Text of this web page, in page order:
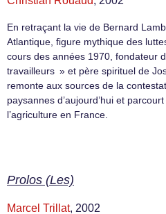
En retraçant la vie de Bernard
Atlantique, figure mythique des
cours des années 1970, fondateur
travailleurs » et père spirituel de
remonte aux sources de la
paysannes d’aujourd’hui et
l’agriculture en France.
Prolos (Les)
Marcel Trillat, 2002